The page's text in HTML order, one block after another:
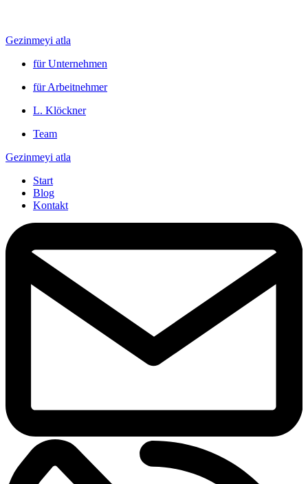
Gezinmeyi atla
für Unternehmen
für Arbeitnehmer
L. Klöckner
Team
Gezinmeyi atla
Start
Blog
Kontakt